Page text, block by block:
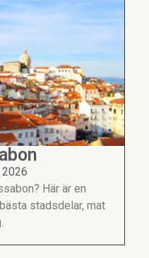
2026
Här är en
stadsdelar, mat